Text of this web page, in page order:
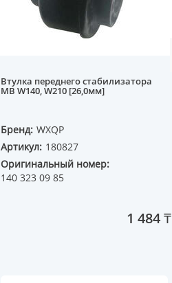
Втулка переднего стабилизатора
MB W140, W210 [26,0мм]
Бренд: WXQP
Артикул: 180827
Оригинальный номер:
140 323 09 85
1 484 ₸